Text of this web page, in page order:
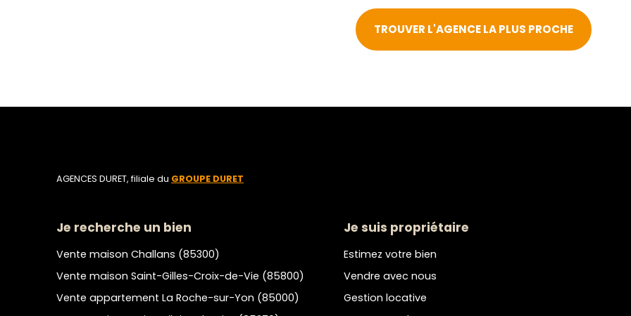
TROUVER L'AGENCE LA PLUS PROCHE
AGENCES DURET, filiale du GROUPE DURET
Je recherche un bien
Vente maison Challans (85300)
Vente maison Saint-Gilles-Croix-de-Vie (85800)
Vente appartement La Roche-sur-Yon (85000)
Je suis propriétaire
Estimez votre bien
Vendre avec nous
Gestion locative